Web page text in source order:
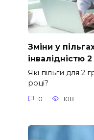
Зміни у
інвалідністю
Які пільги для 2
році?
0 108